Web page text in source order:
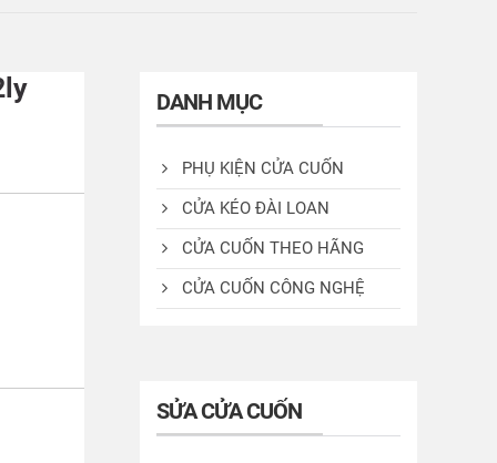
DANH MỤC
PHỤ KIỆN CỬA CUỐN
CỬA KÉO ĐÀI LOAN
CỬA CUỐN THEO HÃNG
CỬA CUỐN CÔNG NGHỆ
SỬA CỬA CUỐN